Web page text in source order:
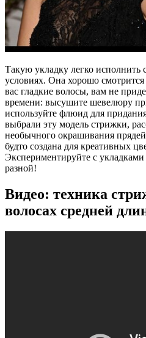
Такую укладку легко исполнить
условиях. Она хорошо
вас гладкие волосы, вам не
времени: высушите шевелюру
используйте флюид для
выбрали эту модель стрижки,
необычного окрашивания
будто создана для креативных
Экспериментируйте с
разной!
Видео: техника
волосах средней